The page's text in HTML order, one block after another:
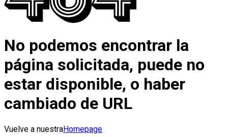
No podemos encontrar la
página solicitada, puede no
estar disponible, o haber
cambiado de URL
Vuelve a nuestraHomepage